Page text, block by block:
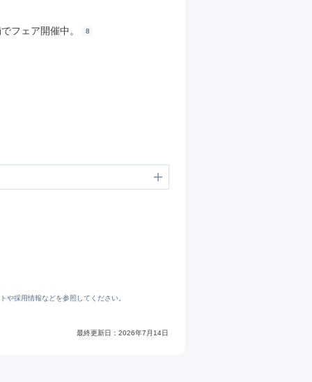
フェア開催中。 8
や採用情報などを参照してください。
最終更新日： 2026年7月14日